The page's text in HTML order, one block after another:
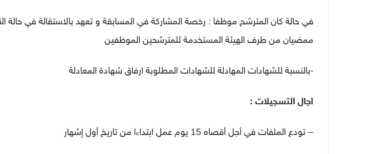
في حالة كان المترشح موظفا : رخصة المشاركة في المسابقة و تعهد بالاستقالة في حالة
ممضيان من طرف الهيئة المستخدمة للمترشحين الموظفين
-بالنسبة للشهادات المهادلة للشهادات المطلوبة ارفاق شهادة المعادلة
اجال التسجيلات :
– تودع الملفات في أجل أقصاه 15 يوم عمل ابتداءا من تاريخ أول إشهار